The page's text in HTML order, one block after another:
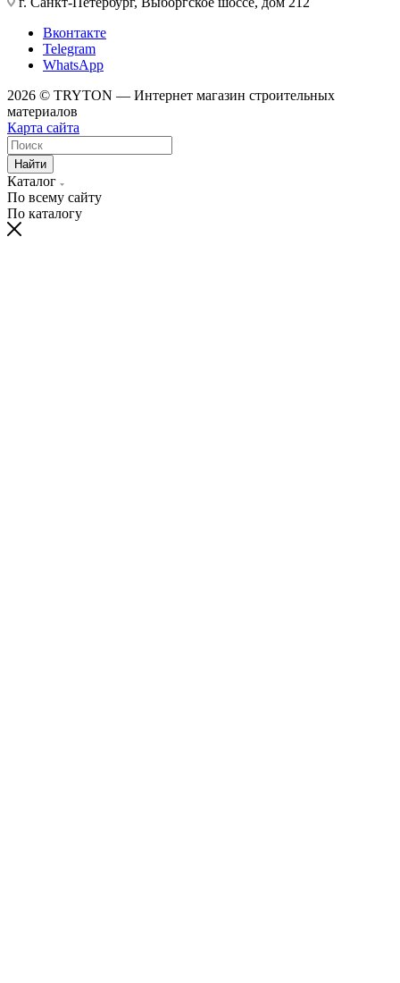
Вконтакте
Telegram
WhatsApp
2026 © TRYTON — Интернет магазин строительных
материалов
Карта сайта
Найти
Каталог
По всему сайту
По каталогу